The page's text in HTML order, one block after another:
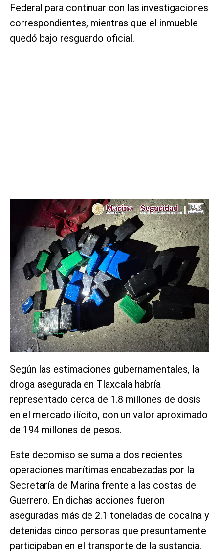
Federal para continuar con las investigaciones
correspondientes, mientras que el inmueble
quedó bajo resguardo oficial.
Según las estimaciones gubernamentales, la
droga asegurada en Tlaxcala habría
representado cerca de 1.8 millones de dosis
en el mercado ilícito, con un valor aproximado
de 194 millones de pesos.
Este decomiso se suma a dos recientes
operaciones marítimas encabezadas por la
Secretaría de Marina frente a las costas de
Guerrero. En dichas acciones fueron
aseguradas más de 2.1 toneladas de cocaína y
detenidas cinco personas que presuntamente
participaban en el transporte de la sustancia.